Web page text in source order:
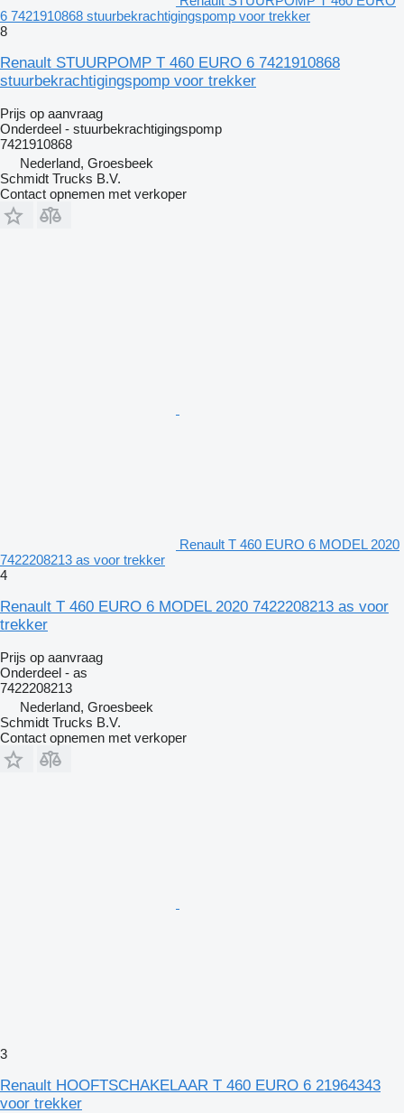
6 7421910868 stuurbekrachtigingspomp voor trekker
8
Renault STUURPOMP T 460 EURO 6 7421910868
stuurbekrachtigingspomp voor trekker
Prijs op aanvraag
Onderdeel - stuurbekrachtigingspomp
7421910868
Nederland, Groesbeek
Schmidt Trucks B.V.
Contact opnemen met verkoper
Renault T 460 EURO 6 MODEL 2020
7422208213 as voor trekker
4
Renault T 460 EURO 6 MODEL 2020 7422208213 as voor
trekker
Prijs op aanvraag
Onderdeel - as
7422208213
Nederland, Groesbeek
Schmidt Trucks B.V.
Contact opnemen met verkoper
3
Renault HOOFTSCHAKELAAR T 460 EURO 6 21964343
voor trekker